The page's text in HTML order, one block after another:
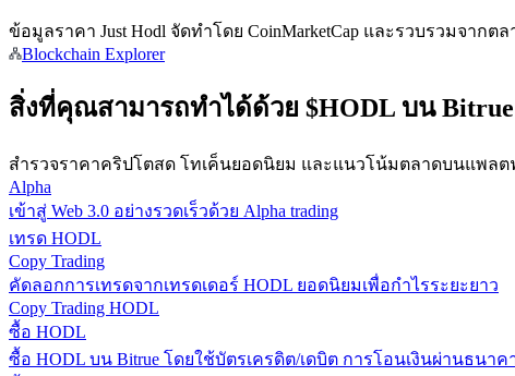
เพลิดเพลินกับการแบ่งปันผลกำไรและค่าคอมมิชชั่นการคัดลอ
ข้อมูล
ข้อมูลราคา Just Hodl จัดทำโดย CoinMarketCap และรวบรวมจา
Blockchain Explorer
สิ่งที่คุณสามารถทำได้ด้วย $HODL บน Bitrue
สำรวจราคาคริปโตสด โทเค็นยอดนิยม และแนวโน้มตลาดบนแพล
Alpha
เข้าสู่ Web 3.0 อย่างรวดเร็วด้วย Alpha trading
เทรด HODL
Copy Trading
คัดลอกการเทรดจากเทรดเดอร์ HODL ยอดนิยมเพื่อกำไรระยะยาว
Copy Trading HODL
ซื้อ HODL
ซื้อ HODL บน Bitrue โดยใช้บัตรเครดิต/เดบิต การโอนเงินผ่านธนาค